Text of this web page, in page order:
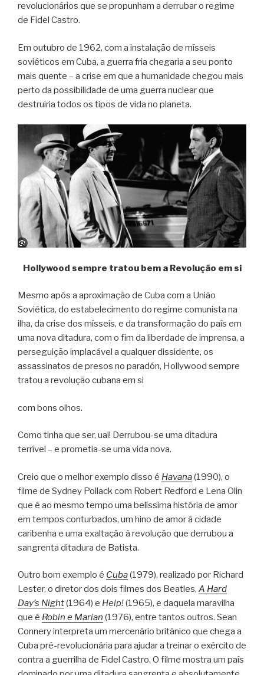
revolucionários que se propunham a derrubar o regime
de Fidel Castro.
Em outubro de 1962, com a instalação de mísseis
soviéticos em Cuba, a guerra fria chegaria a seu ponto
mais quente – a crise em que a humanidade chegou mais
perto da possibilidade de uma guerra nuclear que
destruiria todos os tipos de vida no planeta.
Hollywood sempre tratou bem a Revolução em si
Mesmo após a aproximação de Cuba com a União
Soviética, do estabelecimento do regime comunista na
ilha, da crise dos mísseis, e da transformação do país em
uma nova ditadura, com o fim da liberdade de imprensa, a
perseguição implacável a qualquer dissidente, os
assassinatos de presos no paradón, Hollywood sempre
tratou a revolução cubana em si
com bons olhos.
Como tinha que ser, uai! Derrubou-se uma ditadura
terrível – e prometia-se uma vida nova.
Creio que o melhor exemplo disso é Havana(1990), o
filme de Sydney Pollack com Robert Redford e Lena Olin
que é ao mesmo tempo uma belíssima história de amor
em tempos conturbados, um hino de amor à cidade
caribenha e uma exaltação à revolução que derrubou a
sangrenta ditadura de Batista.
Outro bom exemplo é Cuba(1979), realizado por Richard
Lester, o diretor dos dois filmes dos Beatles, A Hard
Day’s Night(1964) e Help!(1965), e daquela maravilha
que é Robin e Marian (1976), entre tantos outros. Sean
Connery interpreta um mercenário britânico que chega a
Cuba pré-revolucionária para ajudar a treinar o exército de
contra a guerrilha de Fidel Castro. O filme mostra um país